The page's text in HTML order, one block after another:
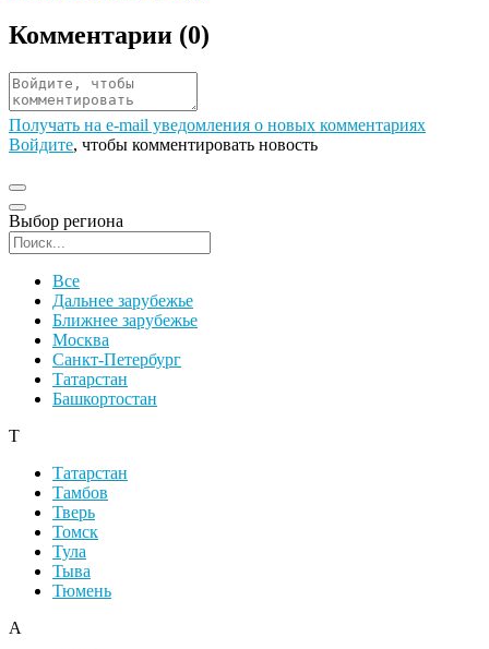
Комментарии (0)
Получать на e‑mail уведомления о новых комментариях
Войдите, чтобы комментировать новость
Выбор региона
Все
Дальнее зарубежье
Ближнее зарубежье
Москва
Санкт-Петербург
Татарстан
Башкортостан
Т
Татарстан
Тамбов
Тверь
Томск
Тула
Тыва
Тюмень
А